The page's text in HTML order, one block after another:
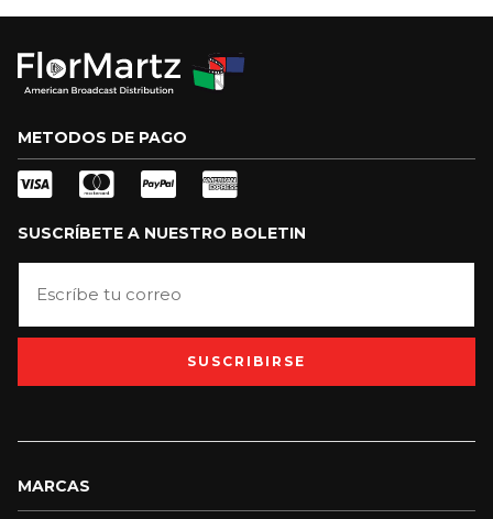
METODOS DE PAGO
SUSCRÍBETE A NUESTRO BOLETIN
SUSCRIBIRSE
MARCAS